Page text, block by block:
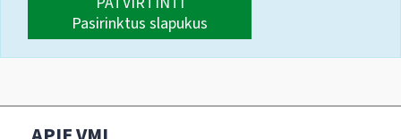
Pasirinktus slapukus